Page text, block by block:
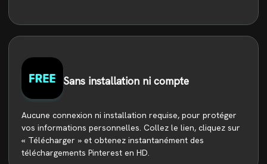
Sans installation ni compte
Aucune connexion ni installation requise, pour protéger
vos informations personnelles. Collez le lien, cliquez sur
« Télécharger » et obtenez instantanément des
téléchargements Pinterest en HD.